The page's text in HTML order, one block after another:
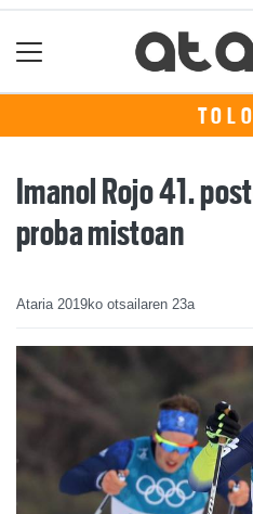
Imanol Rojo 41.
proba mistoan
Ataria 2019ko otsailaren 23a